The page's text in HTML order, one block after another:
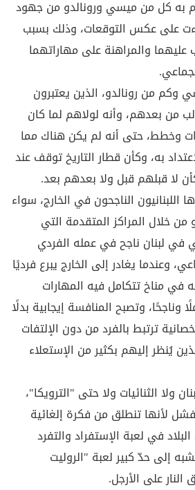
به كل من ميسي ورونالدو من جهود
على عكس التوقعات، وذلك بسبب
عليهما والمراهنة على مهاراتهما
من رونالدو، الذين يعتبرون
من بعدهم، وأنه لولاهم لما كان
وخطط، حتى أنه لم يكن هناك مما
به، وكأن قطار التاريخ توقف عند
لا قبلهم قبل ولا بعدهم بعد.
الناجحون في الخارج، سواء
خلال المراكز المتقدمة التي
في لبنان ناجح في عمله الفردي
وعندما يغادر إلى الخارج يبرع فرديًا
في مناخ تتكامل فيه المهارات
وناجحًا، وتصبح المنافسة إيجابية بدلًا
ترتبط بالفرد من دون الإلتفات
يُنظر إليهم بكثير من الإستعلاء
ولا الثنائيات ولا حتى "الترويكا"،
لأنها تنطلق من فكرة إلغائية
في لعبة الإستفراد والتفرد
إلى حدّ كبير لعبة "الروليت
على الأرجل.